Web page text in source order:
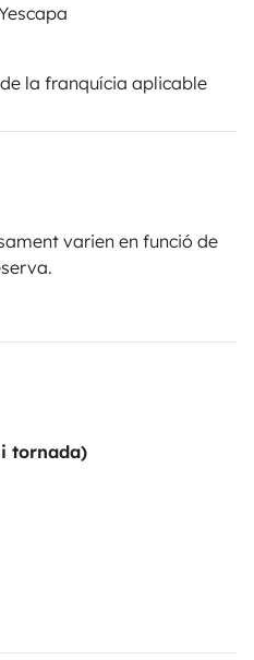
la franquícia aplicable
varien en funció de
tornada)